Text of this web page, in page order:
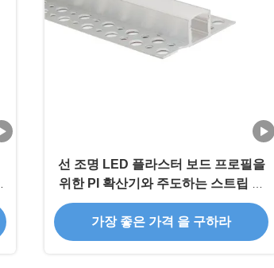
선 조명 LED 플라스터 보드 프로필을
위한 PI 확산기와 주도하는 스트립 알
루미늄 프로파일
가장 좋은 가격 을 구하라